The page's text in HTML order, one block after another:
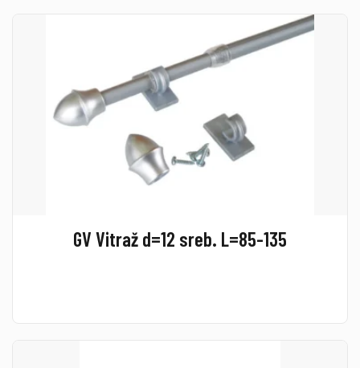
GV Vitraž d=12 sreb. L=85-135